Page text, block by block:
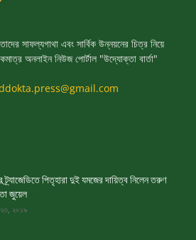
সাফল্যগাথা এবং সার্বিক উন্নয়নের চিত্র নিয়ে
অনলাইন নিউজ পোর্টাল "উদ্যোক্তা বার্তা"
ট্র্যাজেডিতে পিতৃহারা দুই যমজের দায়িত্ব নিলেন তরুণ
জুয়েল
২৩, ২০১৯